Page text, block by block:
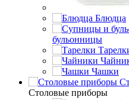
Блюдца
бульонницы
Чашки
Cтоловые приборы